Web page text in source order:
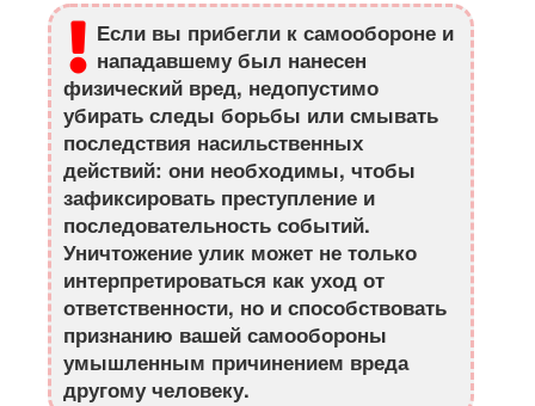
Если вы прибегли к самообороне и
нападавшему был нанесен
физический вред, недопустимо
убирать следы борьбы или смывать
последствия насильственных
действий: они необходимы, чтобы
зафиксировать преступление и
последовательность событий.
Уничтожение улик может не только
интерпретироваться как уход от
ответственности, но и способствовать
признанию вашей самообороны
умышленным причинением вреда
другому человеку.